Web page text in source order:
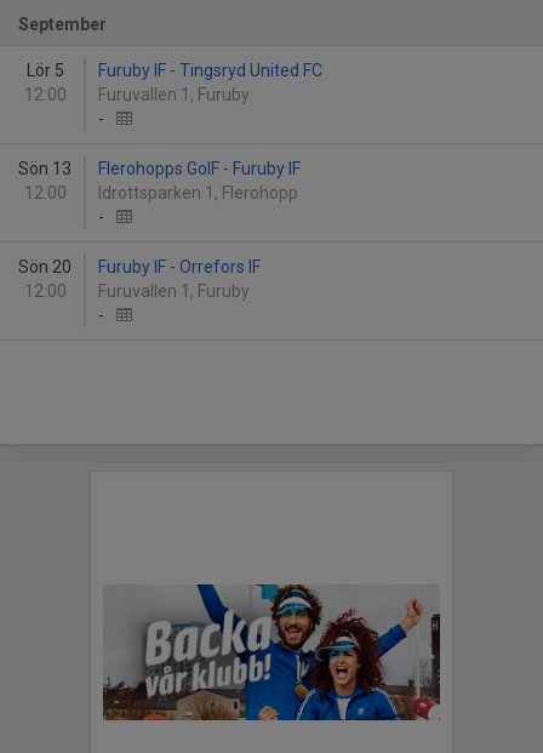
September
Lör 5
12:00
Furuby IF - Tingsryd United FC
Furuvallen 1, Furuby
-
Sön 13
12:00
Flerohopps GoIF - Furuby IF
Idrottsparken 1, Flerohopp
-
Sön 20
12:00
Furuby IF - Orrefors IF
Furuvallen 1, Furuby
-